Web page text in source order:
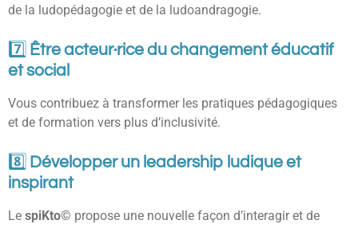
de la ludopédagogie et de la ludoandragogie.
7️⃣ Être acteur·rice du changement éducatif
et social
Vous contribuez à transformer les pratiques pédagogiques
et de formation vers plus d’inclusivité.
8️⃣ Développer un leadership ludique et
inspirant
Le spiKto© propose une nouvelle façon d’interagir et de